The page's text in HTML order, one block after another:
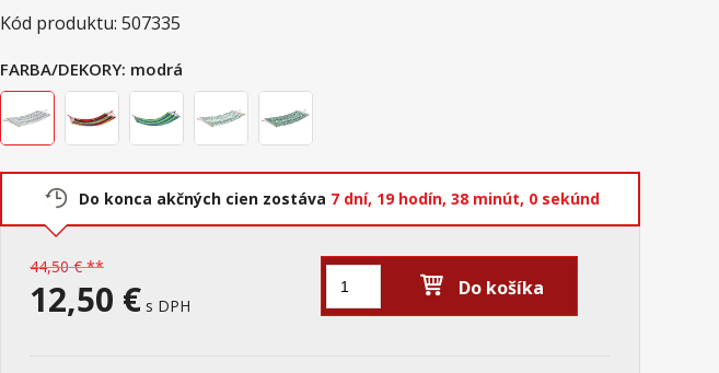
Kód produktu: 507335
FARBA/DEKORY: modrá
Do konca akčných cien zostáva 7 dní, 19 hodín, 38 minút, 0 sekúnd
44,50 € **
12,50 € s DPH
Do košíka